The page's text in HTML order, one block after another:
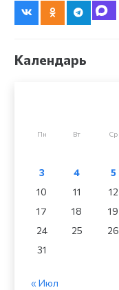
Календарь
Пн Вт Ср
3
4 5
10
11 12
17
18 19
24
25 26
31
« Июл